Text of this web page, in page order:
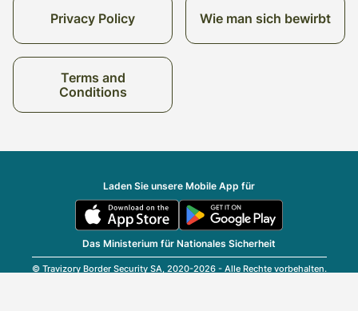
Privacy Policy Wie man sich bewirbt
Terms and
Conditions
Laden Sie unsere Mobile App für
Das Ministerium für Nationales Sicherheit
© Travizory Border Security SA, 2020-2026 - Alle Rechte vorbehalten.